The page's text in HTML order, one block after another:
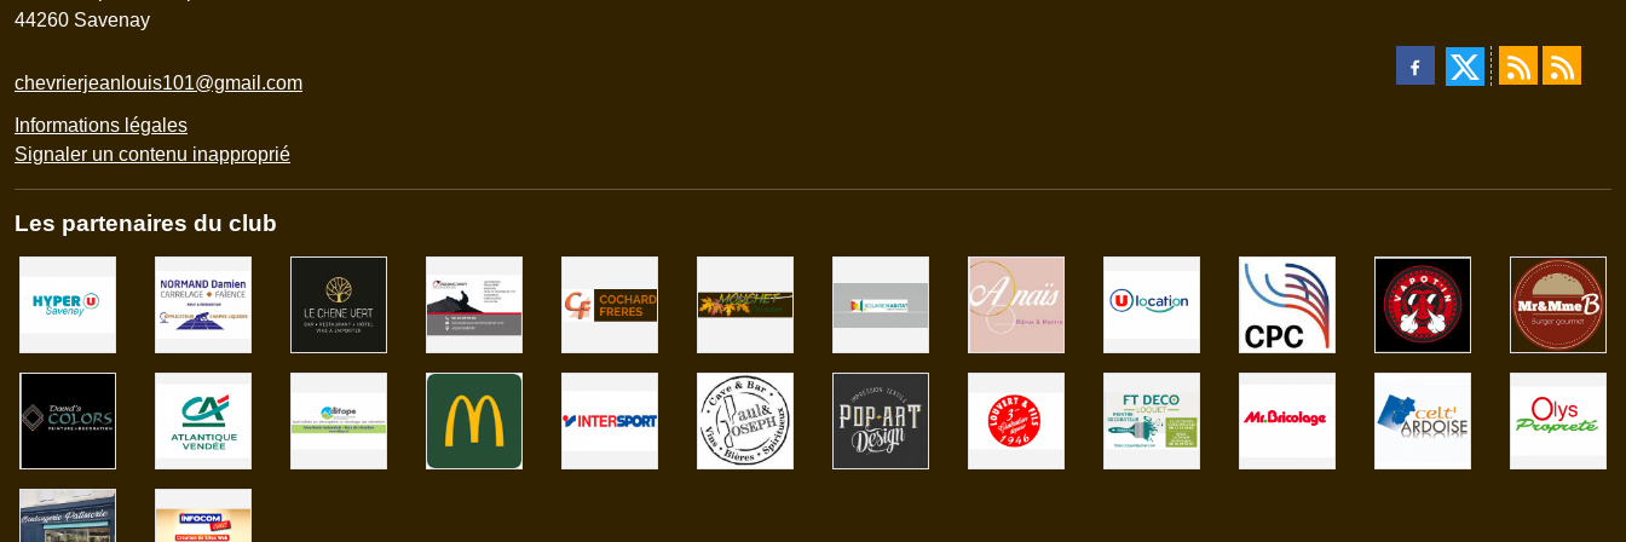
44260 Savenay
chevrierjeanlouis101@gmail.com
Informations légales
Signaler un contenu inapproprié
Les partenaires du club